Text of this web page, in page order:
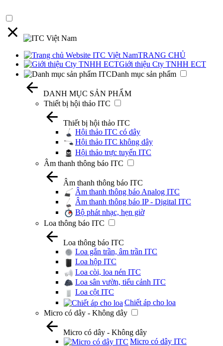
TRANG CHỦ
Giới thiệu Cty TNHH ECT
Danh mục sản phẩm
DANH MỤC SẢN PHẨM
Thiết bị hội thảo ITC
Thiết bị hội thảo ITC
Hội thảo ITC có dây
Hội thảo ITC không dây
Hội thảo trực tuyến ITC
Âm thanh thông báo ITC
Âm thanh thông báo ITC
Âm thanh thông báo Analog ITC
Âm thanh thông báo IP - Digital ITC
Bộ phát nhạc, hẹn giờ
Loa thông báo ITC
Loa thông báo ITC
Loa gắn trần, âm trần ITC
Loa hộp ITC
Loa còi, loa nén ITC
Loa sân vườn, tiểu cảnh ITC
Loa cột ITC
Chiết áp cho loa
Micro có dây - Không dây
Micro có dây - Không dây
Micro có dây ITC